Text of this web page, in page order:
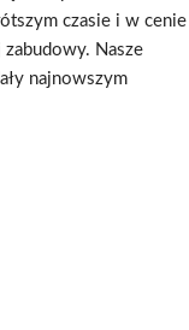
czasie i w cenie
Nasze
najnowszym